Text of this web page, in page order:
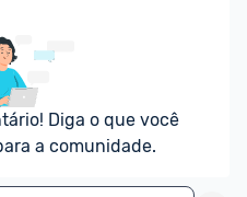
Diga o que você
a comunidade.